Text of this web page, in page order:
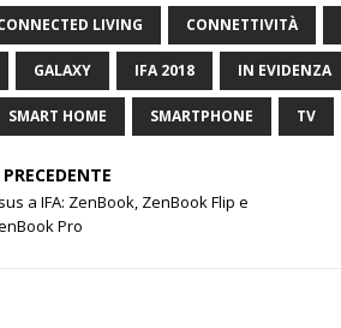
LIVING CONNETTIVITÀ
GALAXY IFA 2018 IN EVIDENZA
SMART HOME SMARTPHONE TV
PRECEDENTE
a IFA: ZenBook, ZenBook Flip e
Pro